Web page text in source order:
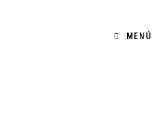
MENÚ